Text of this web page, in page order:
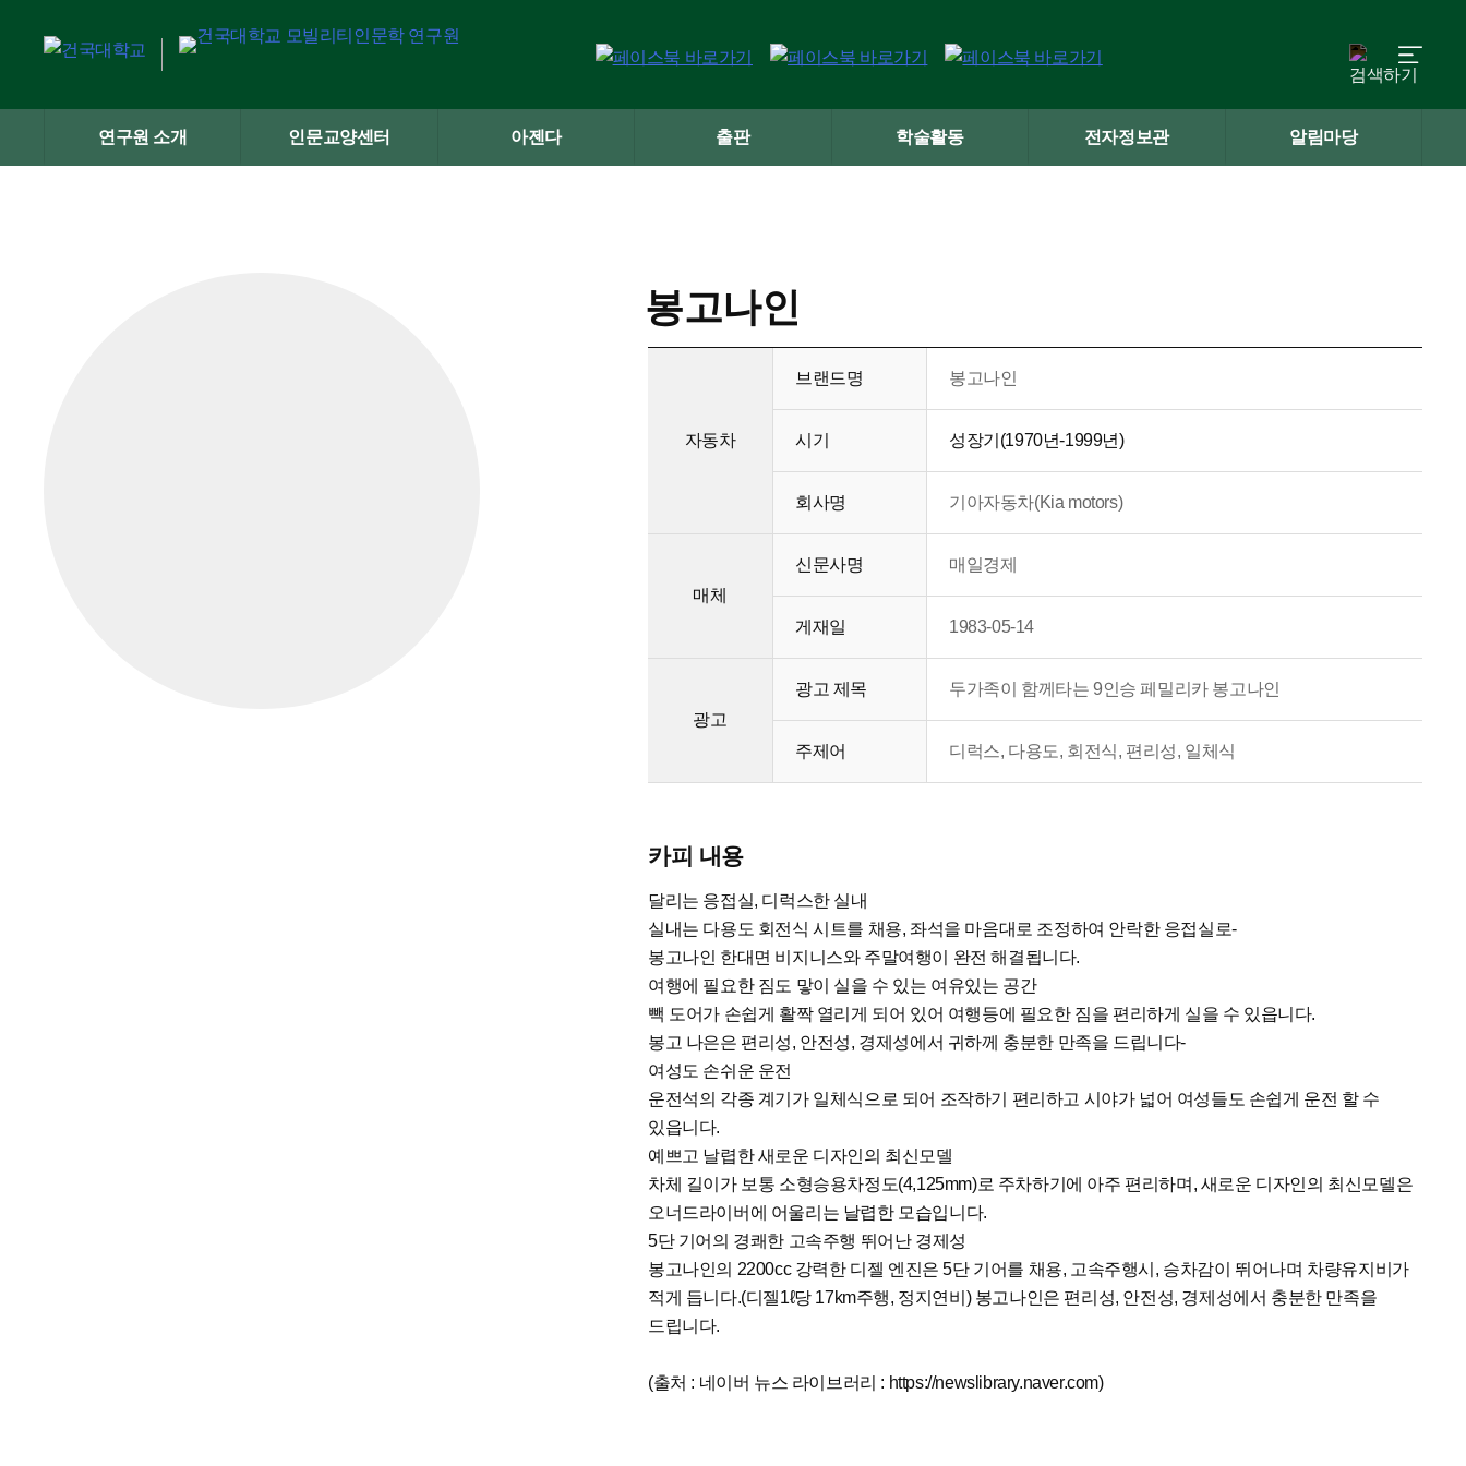
연구원 소개 인문교양센터 아젠다 출판 학술활동 전자정보관 알림마당
봉고나인
자동차
브랜드명 봉고나인
시기 성장기(1970년-1999년)
회사명 기아자동차(Kia motors)
매체
신문사명 매일경제
게재일 1983-05-14
광고
광고 제목 두가족이 함께타는 9인승 페밀리카 봉고나인
주제어 디럭스, 다용도, 회전식, 편리성, 일체식
카피 내용
달리는 응접실, 디럭스한 실내
실내는 다용도 회전식 시트를 채용, 좌석을 마음대로 조정하여 안락한 응접실로-
봉고나인 한대면 비지니스와 주말여행이 완전 해결됩니다.
여행에 필요한 짐도 맣이 실을 수 있는 여유있는 공간
빽 도어가 손쉽게 활짝 열리게 되어 있어 여행등에 필요한 짐을 편리하게 실을 수 있읍니다.
봉고 나은은 편리성, 안전성, 경제성에서 귀하께 충분한 만족을 드립니다-
여성도 손쉬운 운전
운전석의 각종 계기가 일체식으로 되어 조작하기 편리하고 시야가 넓어 여성들도 손쉽게 운전 할 수
있읍니다.
예쁘고 날렵한 새로운 디자인의 최신모델
차체 길이가 보통 소형승용차정도(4,125mm)로 주차하기에 아주 편리하며, 새로운 디자인의 최신모델은
오너드라이버에 어울리는 날렵한 모습입니다.
5단 기어의 경쾌한 고속주행 뛰어난 경제성
봉고나인의 2200cc 강력한 디젤 엔진은 5단 기어를 채용, 고속주행시, 승차감이 뛰어나며 차량유지비가
적게 듭니다.(디젤1ℓ당 17km주행, 정지연비) 봉고나인은 편리성, 안전성, 경제성에서 충분한 만족을
드립니다.
(출처 : 네이버 뉴스 라이브러리 : https://newslibrary.naver.com)